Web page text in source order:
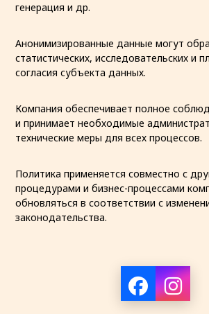
генерация и др.
Анонимизированные данные могут
статистических, исследовательских и
согласия субъекта данных.
Компания обеспечивает полное
и принимает необходимые
технические меры для всех процессов.
Политика применяется совместно с
процедурами и бизнес-процессами
обновляться в соответствии с
законодательства.